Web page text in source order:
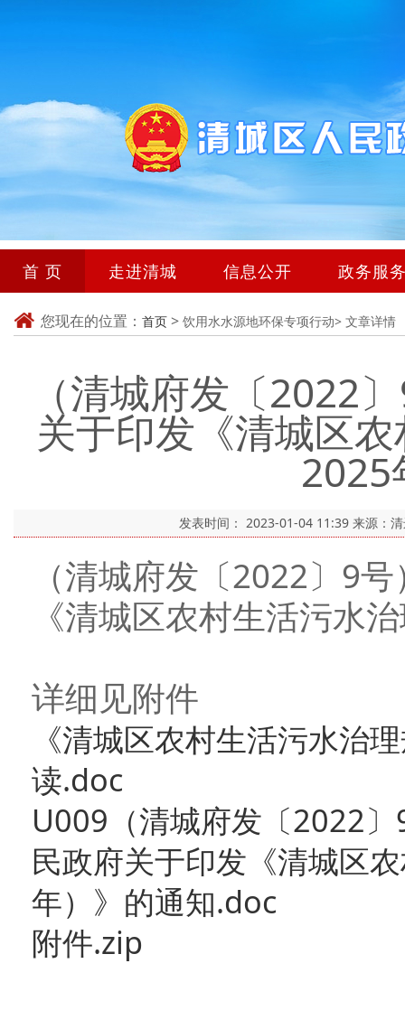
首 页 走进清城 信息公开 政务服
您现在的位置： 首页 > 饮用水水源地环保专项行动> 文章详情
（清城府发〔2022
关于印发《清城区
2025
发表时间： 2023-01-04 11:39 来源：
（清城府发〔2022〕9
《清城区农村生活污水
详细见附件
《清城区农村生活污水治
读.doc
U009（清城府发〔2022
民政府关于印发《清城区
年）》的通知.doc
附件.zip